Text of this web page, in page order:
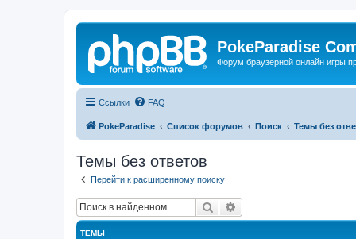
PokeParadise
Форум браузерной онлайн игры
Ссылки FAQ
PokeParadise Список форумов Поиск Темы без
Темы без ответов
Перейти к расширенному поиску
Поиск
ТЕМЫ